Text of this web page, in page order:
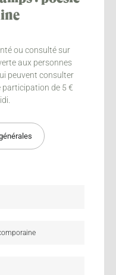
ou consulté sur
aux personnes
peuvent consulter
participation de 5 €